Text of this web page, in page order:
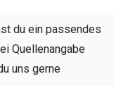
du ein passendes
Quellenangabe
uns gerne